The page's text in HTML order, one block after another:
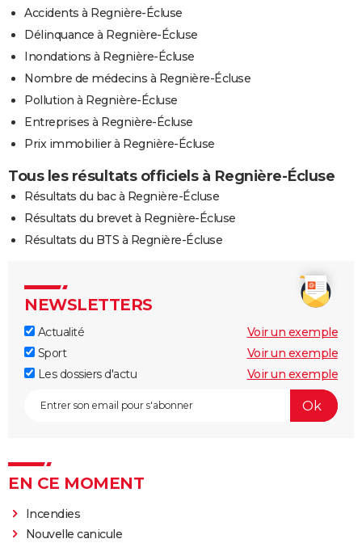
Accidents à Regnière-Écluse
Délinquance à Regnière-Écluse
Inondations à Regnière-Écluse
Nombre de médecins à Regnière-Écluse
Pollution à Regnière-Écluse
Entreprises à Regnière-Écluse
Prix immobilier à Regnière-Écluse
Tous les résultats officiels à Regnière-Écluse
Résultats du bac à Regnière-Écluse
Résultats du brevet à Regnière-Écluse
Résultats du BTS à Regnière-Écluse
NEWSLETTERS
Actualité
Voir un exemple
Sport
Voir un exemple
Les dossiers d'actu
Voir un exemple
EN CE MOMENT
Incendies
Nouvelle canicule